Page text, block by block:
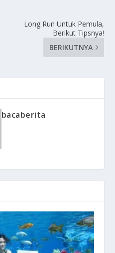
Long Run Untuk Pemula,
Berikut Tipsnya!
BERIKUTNYA
bacaberita